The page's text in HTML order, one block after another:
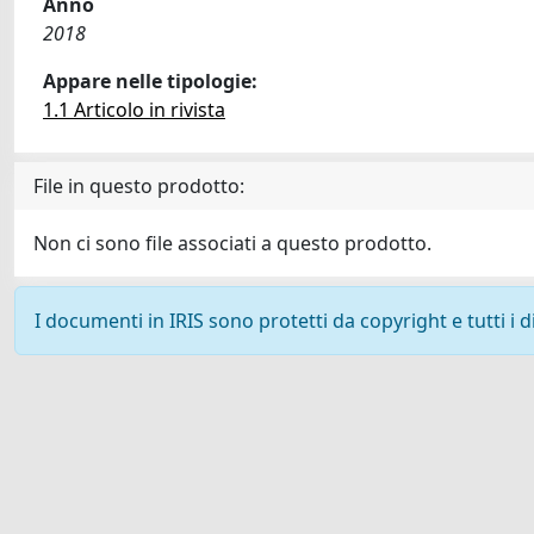
2018
Appare nelle tipologie:
1.1 Articolo in rivista
File in questo prodotto:
Non ci sono file associati a questo prodotto.
I documenti in IRIS sono protetti da copyright e tutti i